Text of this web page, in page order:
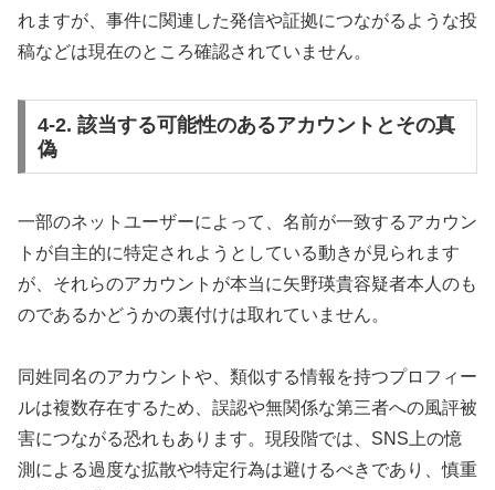
れますが、事件に関連した発信や証拠につながるような投
稿などは現在のところ確認されていません。
4-2. 該当する可能性のあるアカウントとその真
偽
一部のネットユーザーによって、名前が一致するアカウン
トが自主的に特定されようとしている動きが見られます
が、それらのアカウントが本当に矢野瑛貴容疑者本人のも
のであるかどうかの裏付けは取れていません。
同姓同名のアカウントや、類似する情報を持つプロフィー
ルは複数存在するため、誤認や無関係な第三者への風評被
害につながる恐れもあります。現段階では、SNS上の憶
測による過度な拡散や特定行為は避けるべきであり、慎重